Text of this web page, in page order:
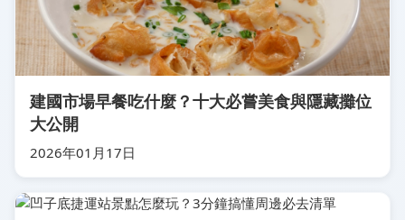
建國市場早餐吃什麼？十大必嘗美食與隱藏攤位
大公開
2026年01月17日